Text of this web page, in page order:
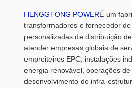
HENGGTONG POWERÉ um
transformadores e fornecedor
personalizadas de distribuição
atender empresas globais de
empreiteiros EPC, instalações
energia renovável, operações
desenvolvimento de infra-